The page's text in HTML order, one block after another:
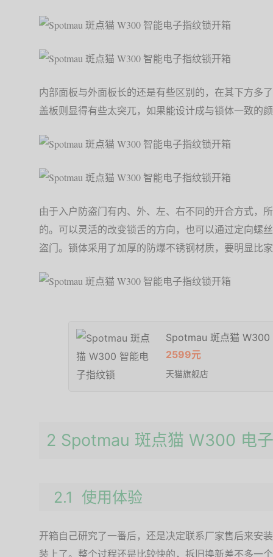
内部面板与外面板长的还是有些区别的，在其下方多
盖板则显得有些太突兀，如果能设计成与锁体一致的
由于入户防盗门有内、外、左、右不同的开合方式，
的。可以灵活的改变锁舌的方向，也可以通过定向螺
盗门。锁体采用了加厚的防爆不锈钢材质，要明显比
Spotmau 斑点猫 W300
2599元
天猫旗舰店
2 Spotmau 斑点猫 W300 电
2.1 使用体验
开箱自己研究了一番后，还是决定联系厂家售后来安
装上了。整个过程还是比较快的，拆旧换新差不多一